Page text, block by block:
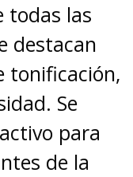
todas las
destacan
tonificación,
Se
para
de la